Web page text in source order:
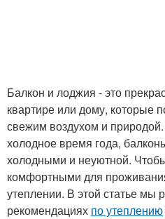
Балкон и лоджия - это
квартире или дому, которые
свежим воздухом и
холодное время года,
холодными и неуютной.
комфортными для
утеплении. В этой статье мы
рекомендациях по утеплению